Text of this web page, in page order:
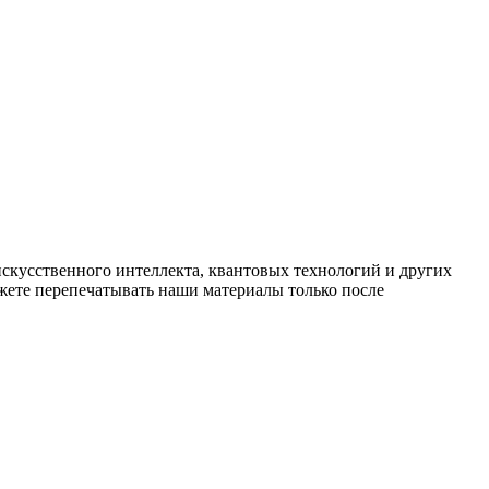
интеллекта, квантовых технологий и других
перепечатывать наши материалы только после